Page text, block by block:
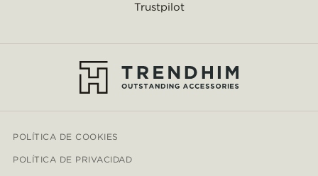
Trustpilot
POLÍTICA DE COOKIES
POLÍTICA DE PRIVACIDAD